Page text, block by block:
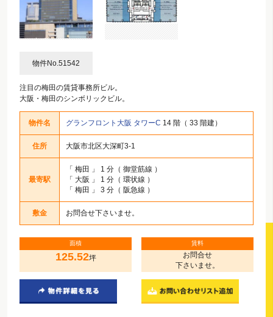
物件No.51542
注目の梅田の賃貸事務所ビル。
大阪・梅田のシンボリックビル。
物件名 グランフロント大阪 タワーC 14 階（ 33 階建）
住所 大阪市北区大深町3-1
最寄駅
「 梅田
」 1 分（ 御堂筋線 ）
「 大阪
」 1 分（ 環状線 ）
「 梅田 」 3 分（ 阪急線 ）
敷金 お問合せ下さいませ。
面積
125.52坪
賃料
お問合せ
下さいませ。